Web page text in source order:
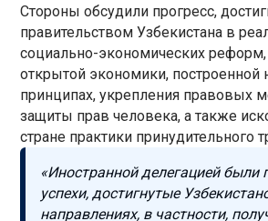
Стороны обсудили прогресс,
правительством Узбекистана в
социально-экономических
открытой экономики, построенной
принципах, укрепления правовых
защиты прав человека, а также
стране практики принудительного
«Иностранной делегацией были
успехи, достигнутые
направлениях, в частности,